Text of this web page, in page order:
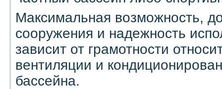
Максимальная возможность,
сооружения и надежность
зависит от грамотности
вентиляции и
бассейна.